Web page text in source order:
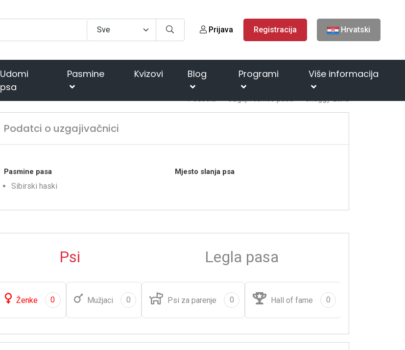
Prijava Registracija Hrvatski
Udomi
psa
Pasmine Kvizovi Blog Programi Više informacija
Početna Uzgajivačnice pasa Shaggy Land
Podatci o uzgajivačnici
Pasmine pasa
Sibirski haski
Mjesto slanja psa
Psi Legla pasa
Ženke 0 Mužjaci 0 Psi za parenje 0 Hall of fame 0